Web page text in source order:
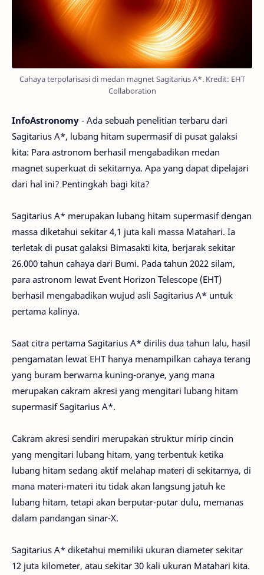
Cahaya terpolarisasi di medan magnet Sagitarius A*. Kredit: EHT
Collaboration
InfoAstronomy - Ada sebuah penelitian terbaru dari
Sagitarius A*, lubang hitam supermasif di pusat galaksi
kita: Para astronom berhasil mengabadikan medan
magnet superkuat di sekitarnya. Apa yang dapat dipelajari
dari hal ini? Pentingkah bagi kita?
Sagitarius A* merupakan lubang hitam supermasif dengan
massa diketahui sekitar 4,1 juta kali massa Matahari. Ia
terletak di pusat galaksi Bimasakti kita, berjarak sekitar
26.000 tahun cahaya dari Bumi. Pada tahun 2022 silam,
para astronom lewat Event Horizon Telescope (EHT)
berhasil mengabadikan wujud asli Sagitarius A* untuk
pertama kalinya.
Saat citra pertama Sagitarius A* dirilis dua tahun lalu, hasil
pengamatan lewat EHT hanya menampilkan cahaya terang
yang buram berwarna kuning-oranye, yang mana
merupakan cakram akresi yang mengitari lubang hitam
supermasif Sagitarius A*.
Cakram akresi sendiri merupakan struktur mirip cincin
yang mengitari lubang hitam, yang terbentuk ketika
lubang hitam sedang aktif melahap materi di sekitarnya, di
mana materi-materi itu tidak akan langsung jatuh ke
lubang hitam, tetapi akan berputar-putar dulu, memanas
dalam pandangan sinar-X.
Sagitarius A* diketahui memiliki ukuran diameter sekitar
12 juta kilometer, atau sekitar 30 kali ukuran Matahari kita.